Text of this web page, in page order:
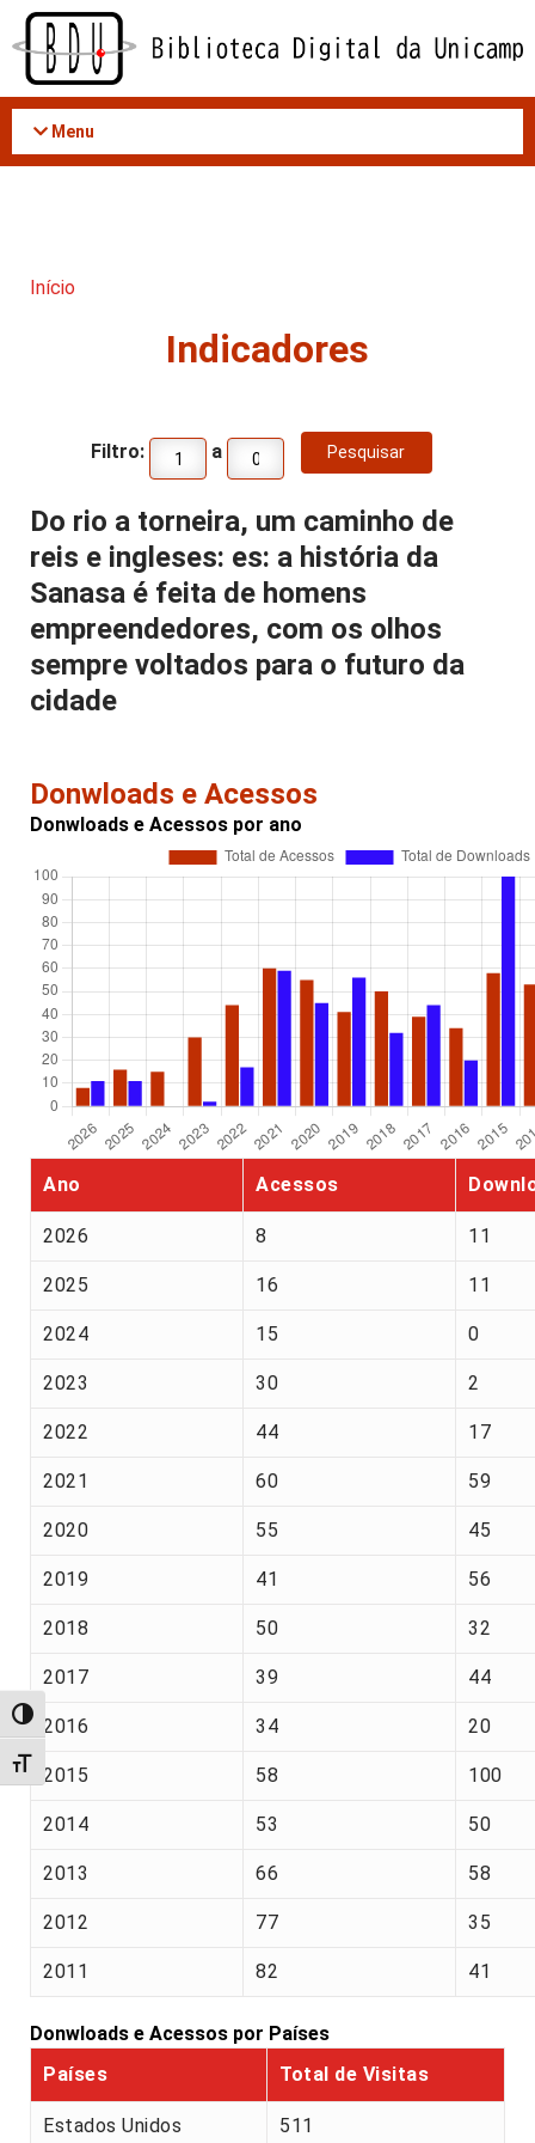
Acessar
conteúdo
Alternar alto contraste
Alternar tamanho da fonte
Menu
Início
Indicadores
Filtro: a
Do rio a torneira, um caminho de
reis e ingleses: es: a história da
Sanasa é feita de homens
empreendedores, com os olhos
sempre voltados para o futuro da
cidade
Donwloads e Acessos
Donwloads e Acessos por ano
Ano Acessos
2026 8 11
2025 16 11
2024 15 0
2023 30 2
2022 44 17
2021 60 59
2020 55 45
2019 41 56
2018 50 32
2017 39 44
2016 34 20
2015 58 100
2014 53 50
2013 66 58
2012 77 35
2011 82 41
Donwloads e Acessos por Países
Países
Total de Visitas
Estados Unidos 511